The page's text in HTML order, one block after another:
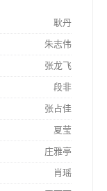
耿丹
朱志伟
张龙飞
段非
张占佳
夏莹
庄雅亭
肖瑶